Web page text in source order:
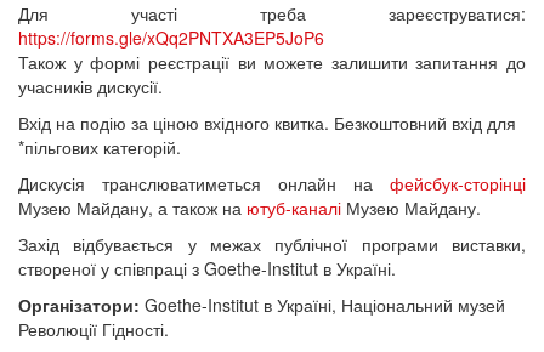
Для участі треба зареєструватися:
https://forms.gle/xQq2PNTXA3EP5JoP6
Також у формі реєстрації ви можете залишити запитання до
учасників дискусії.
Вхід на подію за ціною вхідного квитка. Безкоштовний вхід для
*пільгових категорій.
Дискусія транслюватиметься онлайн на фейсбук-сторінці
Музею Майдану, а також на ютуб-каналі Музею Майдану.
Захід відбувається у межах публічної програми виставки,
створеної у співпраці з Goethe-Institut в Україні.
Організатори: Goethe-Institut в Україні, Національний музей
Революції Гідності.